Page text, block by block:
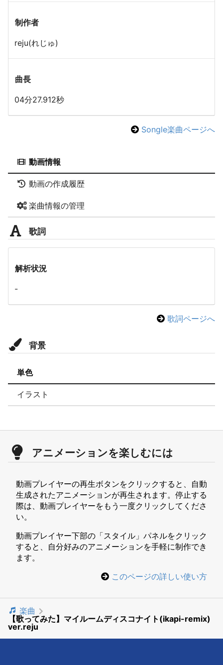
制作者
reju(れじゅ)
曲長
04分27.912秒
Songle楽曲ページへ
動画情報
動画の作成履歴
楽曲情報の管理
歌詞
解析状況
-
歌詞ページへ
背景
単色
イラスト
アニメーションを楽しむには
動画プレイヤーの再生ボタンをクリックすると、自動
生成されたアニメーションが再生されます。停止する
際は、動画プレイヤーをもう一度クリックしてくださ
い。
動画プレイヤー下部の「スタイル」パネルをクリック
すると、自分好みのアニメーションを手軽に制作でき
ます。
このページの詳しい使い方
楽曲
【歌ってみた】マイルームディスコナイト(ikapi-remix)
ver.reju